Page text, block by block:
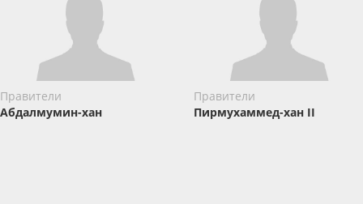
Правители
Абдалмумин-хан
Правители
Пирмухаммед-хан II